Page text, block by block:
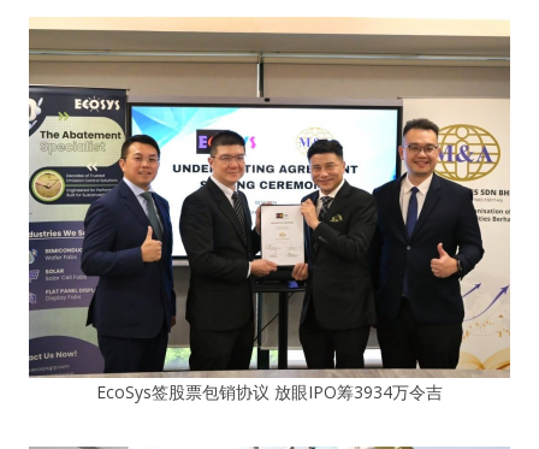
EcoSys签股票包销协议 放眼IPO筹3934万令吉